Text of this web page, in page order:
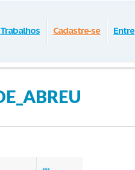
Trabalhos Cadastre-se Entre